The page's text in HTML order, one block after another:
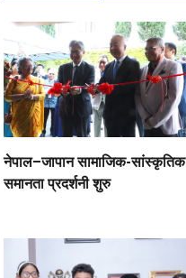
नेपाल–जापान सामाजिक-सांस्कृतिक
समानता प्रदर्शनी शुरु